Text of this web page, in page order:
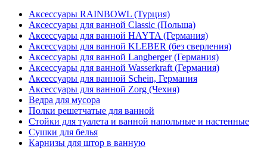
Аксессуары RAINBOWL (Турция)
Аксессуары для ванной Classic (Польша)
Аксессуары для ванной HAYTA (Германия)
Аксессуары для ванной KLEBER (без сверления)
Аксессуары для ванной Langberger (Германия)
Аксессуары для ванной Wasserkraft (Германия)
Аксессуары для ванной Schein, Германия
Аксессуары для ванной Zorg (Чехия)
Ведра для мусора
Полки решетчатые для ванной
Стойки для туалета и ванной напольные и настенные
Сушки для белья
Карнизы для штор в ванную